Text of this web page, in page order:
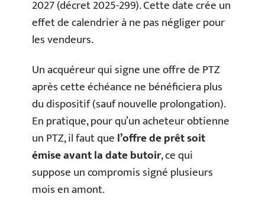
2027 (décret 2025-299). Cette date crée un
effet de calendrier à ne pas négliger pour
les vendeurs.
Un acquéreur qui signe une offre de PTZ
après cette échéance ne bénéficiera plus
du dispositif (sauf nouvelle prolongation).
En pratique, pour qu’un acheteur obtienne
un PTZ, il faut quel’offre de prêt soit
émise avant la date butoir, ce qui
suppose un compromis signé plusieurs
mois en amont.